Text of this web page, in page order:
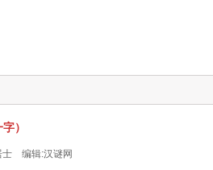
）
士 编辑:汉谜网